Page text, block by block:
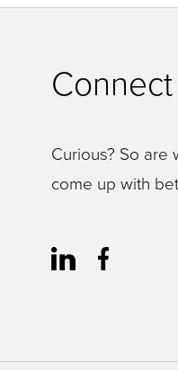
Curious? So are
come up with